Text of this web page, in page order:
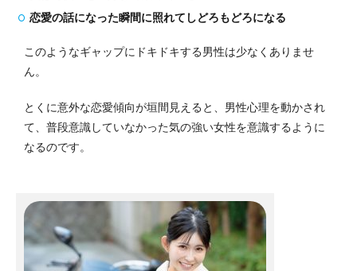
恋愛の話になった瞬間に照れてしどろもどろになる
このようなギャップにドキドキする男性は少なくありませ
ん。
とくに意外な恋愛傾向が垣間見えると、男性心理を動かされ
て、普段意識していなかった気の強い女性を意識するように
なるのです。